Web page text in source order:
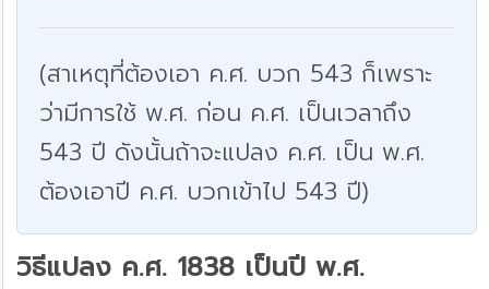
(สาเหตุที่ต้องเอา ค.ศ. บวก 543 ก็เพราะ
ว่ามีการใช้ พ.ศ. ก่อน ค.ศ. เป็นเวลาถึง
543 ปี ดังนั้นถ้าจะแปลง ค.ศ. เป็น พ.ศ.
ต้องเอาปี ค.ศ. บวกเข้าไป 543 ปี)
วิธีแปลง ค.ศ. 1838 เป็นปี พ.ศ.